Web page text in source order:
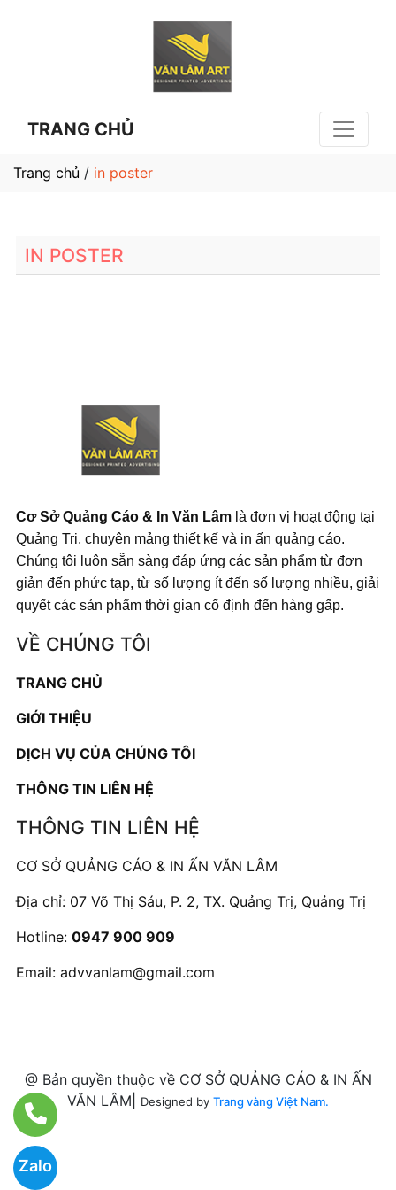
Zalo
TRANG CHỦ
Trang chủ / in poster
IN POSTER
Cơ Sở Quảng Cáo & In Văn Lâm là đơn vị hoạt động tại
Quảng Trị, chuyên mảng thiết kế và in ấn quảng cáo.
Chúng tôi luôn sẵn sàng đáp ứng các sản phẩm từ đơn
giản đến phức tạp, từ số lượng ít đến số lượng nhiều, giải
quyết các sản phẩm thời gian cố định đến hàng gấp.
VỀ CHÚNG TÔI
TRANG CHỦ
GIỚI THIỆU
DỊCH VỤ CỦA CHÚNG TÔI
THÔNG TIN LIÊN HỆ
THÔNG TIN LIÊN HỆ
CƠ SỞ QUẢNG CÁO & IN ẤN VĂN LÂM
Địa chỉ: 07 Võ Thị Sáu, P. 2, TX. Quảng Trị, Quảng Trị
Hotline: 0947 900 909
Email: advvanlam@gmail.com
@ Bản quyền thuộc về CƠ SỞ QUẢNG CÁO & IN ẤN
VĂN LÂM|
Designed by Trang vàng Việt Nam.